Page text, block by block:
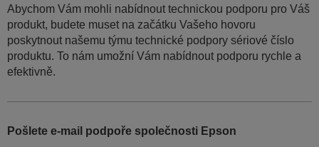
Abychom Vám mohli nabídnout technickou podporu pro Váš
produkt, budete muset na začátku Vašeho hovoru
poskytnout našemu týmu technické podpory sériové číslo
produktu. To nám umožní Vám nabídnout podporu rychle a
efektivně.
Pošlete e-mail podpoře společnosti Epson